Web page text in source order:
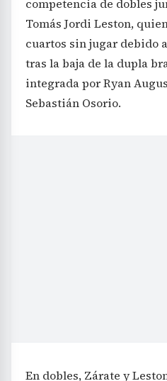
competencia de dobles
Tomás Jordi Leston,
cuartos sin jugar debido
tras la baja de la dupla
integrada por Ryan
Sebastián Osorio.
En dobles, Zárate y